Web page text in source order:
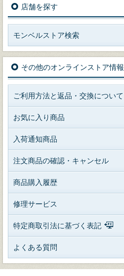
店舗を探す
モンベルストア検索
その他のオンラインストア情報
ご利用方法と返品・交換について
お気に入り商品
入荷通知商品
注文商品の確認・キャンセル
商品購入履歴
修理サービス
特定商取引法に基づく表記
よくある質問